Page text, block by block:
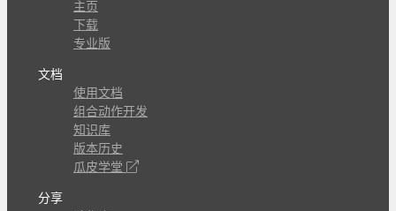
主页
下载
专业版
文档
使用文档
组合动作开发
知识库
版本历史
瓜皮学堂
分享